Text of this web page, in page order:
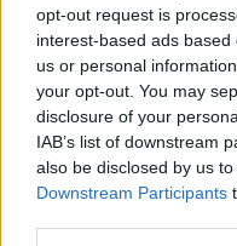
opt-out request is
interest-based ads
us or personal
your opt-out. You may
disclosure of your
IAB’s list of downstream
also be disclosed by us
Downstream Participants
Η τραγουδίστρια
άλλων, τον
τον οποίον
Φορώντας ένα
μεγάλα γυαλιά
την ξενάγησή της